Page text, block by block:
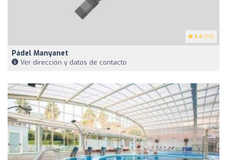
3.4 (53)
Pádel Manyanet
Ver dirección y datos de contacto